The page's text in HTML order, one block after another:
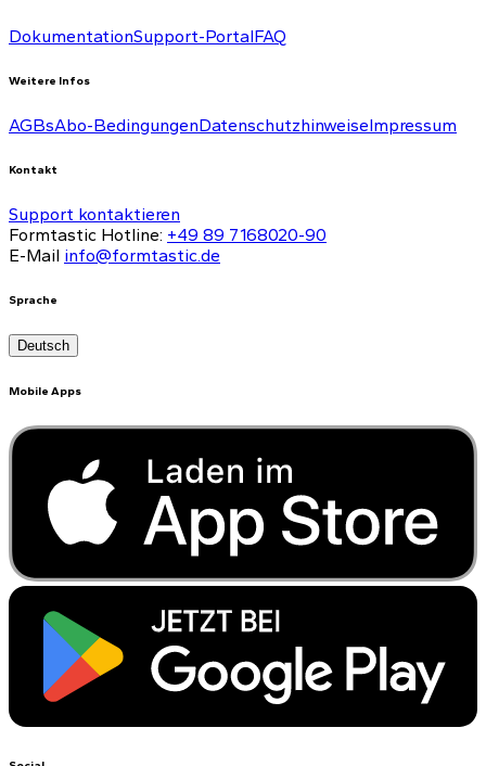
DokumentationSupport-PortalFAQ
Weitere Infos
AGBsAbo-BedingungenDatenschutzhinweiseImpressum
Kontakt
Support kontaktieren
Formtastic Hotline: +49 89 7168020-90
E-Mail info@formtastic.de
Sprache
Deutsch
Mobile Apps